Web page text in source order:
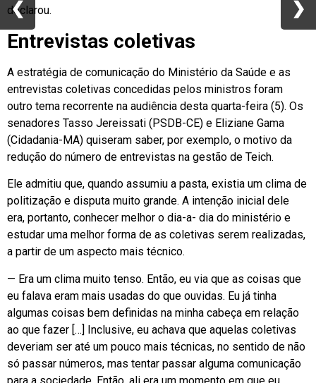
declarou.
Entrevistas coletivas
A estratégia de comunicação do Ministério da Saúde e as
entrevistas coletivas concedidas pelos ministros foram
outro tema recorrente na audiência desta quarta-feira (5). Os
senadores Tasso Jereissati (PSDB-CE) e Eliziane Gama
(Cidadania-MA) quiseram saber, por exemplo, o motivo da
redução do número de entrevistas na gestão de Teich.
Ele admitiu que, quando assumiu a pasta, existia um clima de
politização e disputa muito grande. A intenção inicial dele
era, portanto, conhecer melhor o dia-a- dia do ministério e
estudar uma melhor forma de as coletivas serem realizadas,
a partir de um aspecto mais técnico.
— Era um clima muito tenso. Então, eu via que as coisas que
eu falava eram mais usadas do que ouvidas. Eu já tinha
algumas coisas bem definidas na minha cabeça em relação
ao que fazer […] Inclusive, eu achava que aquelas coletivas
deveriam ser até um pouco mais técnicas, no sentido de não
só passar números, mas tentar passar alguma comunicação
para a sociedade. Então, ali era um momento em que eu
❮ ❯
❮ ❯